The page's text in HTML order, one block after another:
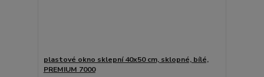
plastové okno sklepní 40x50 cm, sklopné, bílé,
PREMIUM 7000